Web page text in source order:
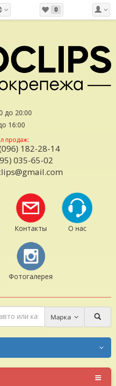
0
до 20:00
16:00
продаж:
182-28-14
035-65-02
Контакты О нас
Фотогалерея
Марка